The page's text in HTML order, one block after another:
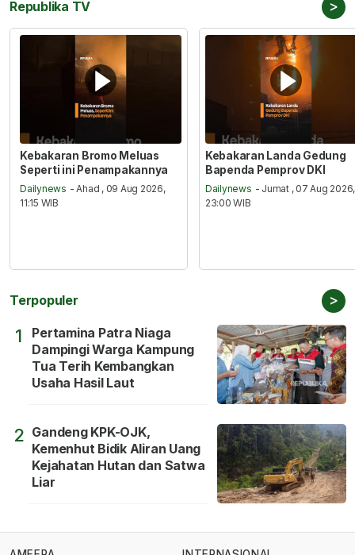
Republika TV >
Kebakaran Bromo Meluas
Seperti ini Penampakannya
Dailynews - Ahad , 09 Aug 2026,
11:15 WIB
Kebakaran Landa Gedung
Bapenda Pemprov DKI
Dailynews - Jumat , 07 Aug 2026,
23:00 WIB
Terpopuler >
1
Pertamina Patra Niaga
Dampingi Warga Kampung
Tua Terih Kembangkan
Usaha Hasil Laut
2 Gandeng KPK-OJK,
Kemenhut Bidik Aliran Uang
Kejahatan Hutan dan Satwa
Liar